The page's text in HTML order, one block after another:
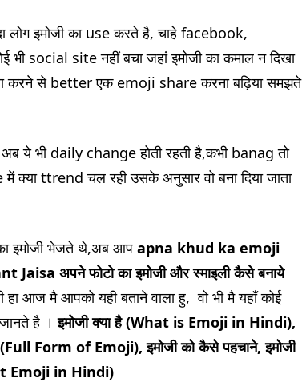
इमोजी का use करते है, चाहे facebook,
social site नहीं बचा जहां इमोजी का कमाल न दिखा
करने से better एक emoji share करना बढ़िया समझते
ये भी daily change होती रहती है,कभी banag तो
ttrend चल रही उसके अनुसार वो बना दिया जाता
इमोजी भेजते थे,अब आप apna khud ka emoji
Jaisa अपने फोटो का इमोजीऔर स्माइलीकैसे बनाये
हा आज मै आपको यही बताने वाला हु, वो भी मै यहाँ कोई
जानते है ।इमोजी क्या है (What is Emoji in Hindi),
(Full Form of Emoji), इमोजी को कैसे पहचाने, इमोजी
Emoji in Hindi)